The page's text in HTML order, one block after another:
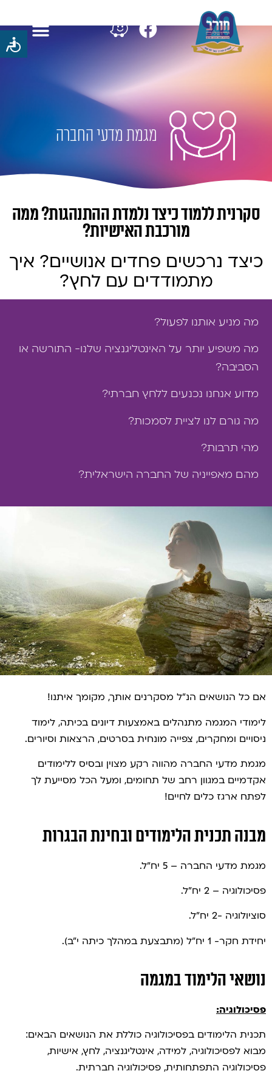
מגמת מדעי החברה
סקרנית ללמוד כיצד נלמדת ההתנהגות? ממה
מורכבת האישיות?
מתמודדים עם לחץ?
מה מניע אותנו לפעול?
מה משפיע יותר על האינטליגנציה שלנו- התורשה או
הסביבה?
מדוע אנחנו נכנעים ללחץ חברתי?
מה גורם לנו לציית לסמכות?
מהי תרבות?
מהם מאפייניה של החברה הישראלית?
אם כל הנושאים הנ"ל מסקרנים אותך, מקומך איתנו!
לימודי המגמה מתנהלים באמצעות דיונים בכיתה, לימוד
ניסויים ומחקרים, צפייה מונחית בסרטים, הרצאות וסיורים.
מגמת מדעי החברה מהווה רקע מצוין ובסיס ללימודים
אקדמיים במגוון רחב של תחומים, ומעל הכל מסייעת לך
לפתח ארגז כלים לחיים!
מבנה תכנית הלימודים ובחינת הבגרות
מגמת מדעי החברה – 5 יח"ל.
פסיכולוגיה – 2 יח"ל.
סוציולוגיה -2 יח"ל.
יחידת חקר- 1 יח"ל (מתבצעת במהלך כיתה י"ב).
נושאי הלימוד במגמה
פסיכולוגיה:
תכנית הלימודים בפסיכולוגיה כוללת את הנושאים הבאים:
מבוא לפסיכולוגיה, למידה, אינטליגנציה, לחץ, אישיות,
פסיכולוגיה התפתחותית, פסיכולוגיה חברתית.